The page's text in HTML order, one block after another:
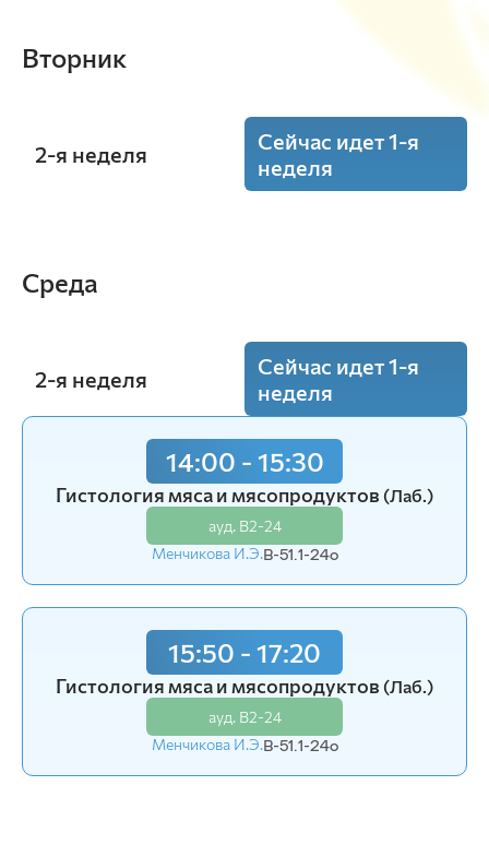
Вторник
2-я неделя
Сейчас идет 1-я
неделя
Менчикова И.Э.
15:50 - 17:20
Цитология, гистология и эмбриология
(Лаб.)
ауд. В2-24
Менчикова И.Э. В-51-25o (2)
Среда
2-я неделя
Сейчас идет 1-я
неделя
14:00 - 15:30
Гистология мяса и мясопродуктов (Лаб.)
ауд. В2-24
Менчикова И.Э.В-51.1-24o
15:50 - 17:20
Гистология мяса и мясопродуктов (Лаб.)
ауд. В2-24
Менчикова И.Э.В-51.1-24o